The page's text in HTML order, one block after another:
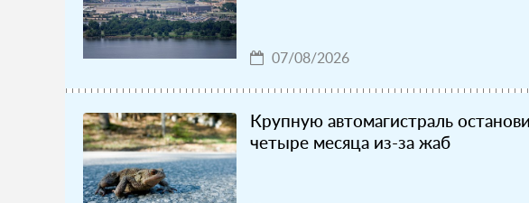
07/08/2026
Крупную автомагистраль
четыре месяца из-за жаб